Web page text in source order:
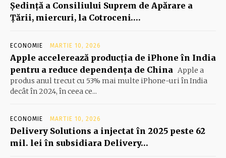
Şedinţă a Consiliului Suprem de Apărare a
Ţării, miercuri, la Cotroceni….
ECONOMIE MARTIE 10, 2026
Apple accelerează producția de iPhone în India
pentru a reduce dependența de China Apple a
produs anul trecut cu 53% mai multe iPhone-uri în India
decât în 2024, în ceea ce...
ECONOMIE MARTIE 10, 2026
Delivery Solutions a injectat în 2025 peste 62
mil. lei în subsidiara Delivery…